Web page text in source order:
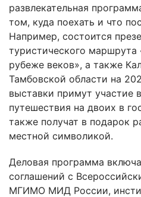
развлекательная
том, куда поехать и что
Например, состоится
туристического маршрута
рубеже веков», а также
Тамбовской области на
выставки примут участие
путешествия на двоих в
также получат в подарок
местной символикой.
Деловая программа
соглашений с
МГИМО МИД России,